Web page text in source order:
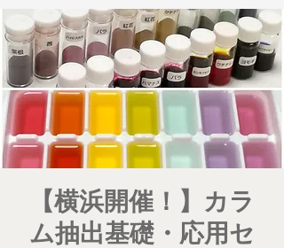
【横浜開催！】カラ
ム抽出基礎・応用セ